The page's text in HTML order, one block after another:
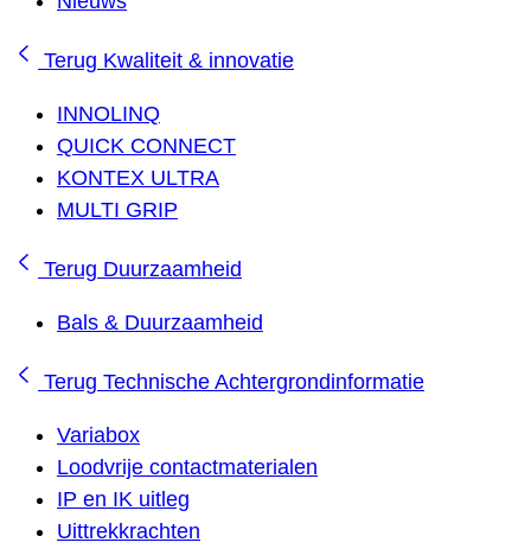
Terug Kwaliteit & innovatie
INNOLINQ
QUICK CONNECT
KONTEX ULTRA
MULTI GRIP
Terug Duurzaamheid
Bals & Duurzaamheid
Terug Technische Achtergrondinformatie
Variabox
Loodvrije contactmaterialen
IP en IK uitleg
Uittrekkrachten